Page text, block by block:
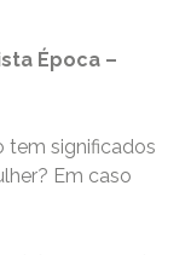
Época –
tem significados
Em caso